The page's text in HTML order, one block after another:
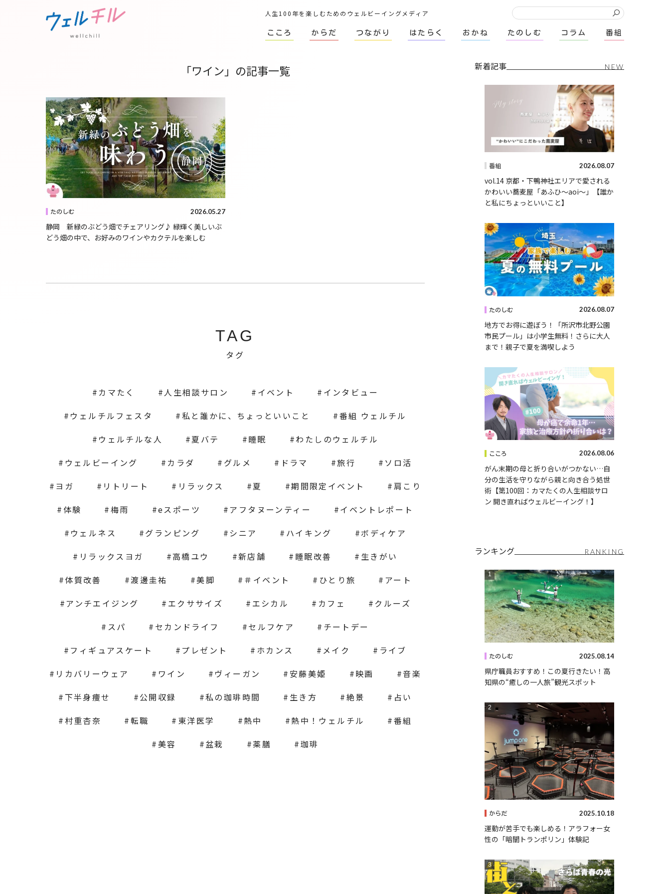
人生100年を楽しむためのウェルビーイングメディア
こころ からだ つながり はたらく おかね たのしむ コラム 番組
「ワイン」の記事一覧
たのしむ 2026.05.27
静岡 新緑のぶどう畑でチェアリング♪ 緑輝く美しいぶ
どう畑の中で、お好みのワインやカクテルを楽しむ
TAG
タグ
カマたく 人生相談サロン イベント
インタビュー
ウェルチルフェスタ
私と誰かに、ちょっといいこと
番組 ウェルチル
ウェルチルな人
夏バテ 睡眠
わたしのウェルチル
ウェルビーイング
カラダ グルメ ドラマ 旅行
ソロ活
ヨガ
リトリート リラックス 夏 期間限定イベント
肩こり
体験
梅雨 eスポーツ アフタヌーンティー
イベントレポート
ウェルネス
グランピング シニア ハイキング
ボディケア
リラックスヨガ
高橋ユウ 新店舗 睡眠改善
生きがい
体質改善
渡邊圭祐 美脚 ＃イベント ひとり旅
アート
アンチエイジング
エクササイズ エシカル カフェ
クルーズ
スパ
セカンドライフ セルフケア
チートデー
フィギュアスケート
プレゼント ホカンス メイク
ライブ
リカバリーウェア
ワイン ヴィーガン 安藤美姫 映画
音楽
下半身痩せ
公開収録 私の珈琲時間 生き方 絶景
占い
村重杏奈
転職 東洋医学 熱中 熱中！ウェルチル
番組
美容
盆栽 薬膳 珈琲
新着記事 NEW
番組 2026.08.07
vol.14 京都・下鴨神社エリアで愛される
かわいい蕎麦屋「あふひ〜aoi〜」【誰か
と私にちょっといいこと】
たのしむ 2026.08.07
地方でお得に遊ぼう！「所沢市北野公園
市民プール」は小学生無料！さらに大人
まで！親子で夏を満喫しよう
こころ 2026.08.06
がん末期の母と折り合いがつかない…自
分の生活を守りながら親と向き合う処世
術【第100回：カマたくの人生相談サロ
ン 開き直ればウェルビーイング！】
ランキング RANKING
たのしむ 2025.08.14
県庁職員おすすめ！この夏行きたい！高
知県の“癒しの一人旅”観光スポット
からだ 2025.10.18
運動が苦手でも楽しめる！アラフォー女
性の「暗闇トランポリン」体験記